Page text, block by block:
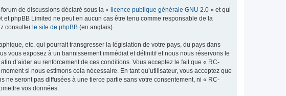
de discussions déclaré sous la « licence publique générale GNU 2.0 » et qui
phpBB Limited ne peut en aucun cas être tenu comme responsable de la
consulter le site de phpBB (en anglais).
etc. qui pourrait transgresser la législation de votre pays, du pays dans
vous exposez à un bannissement immédiat et définitif et nous nous réservons le
d’aider au renforcement de ces conditions. Vous acceptez le fait que « RC-
si nous estimons cela nécessaire. En tant qu’utilisateur, vous acceptez que
seront pas diffusées à une tierce partie sans votre consentement, ni « RC-
vos données.